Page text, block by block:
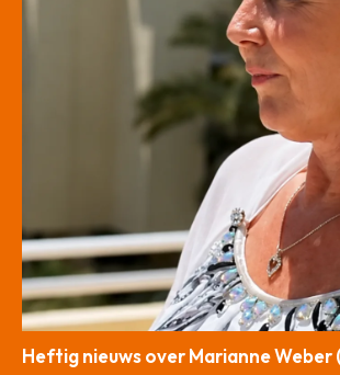
Heftig nieuws over Marianne Weber